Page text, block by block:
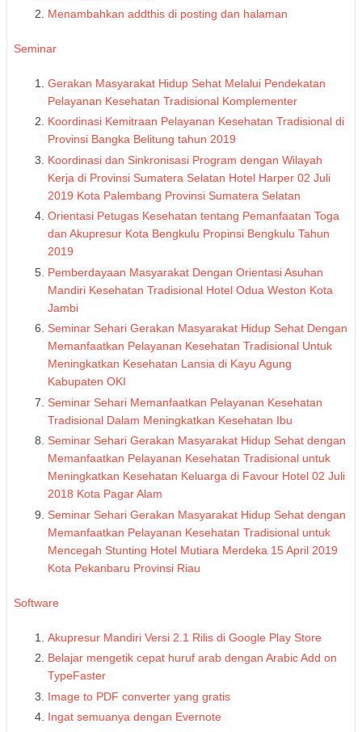
Menambahkan addthis di posting dan halaman
Seminar
Gerakan Masyarakat Hidup Sehat Melalui Pendekatan
Pelayanan Kesehatan Tradisional Komplementer
Koordinasi Kemitraan Pelayanan Kesehatan Tradisional di
Provinsi Bangka Belitung tahun 2019
Koordinasi dan Sinkronisasi Program dengan Wilayah
Kerja di Provinsi Sumatera Selatan Hotel Harper 02 Juli
2019 Kota Palembang Provinsi Sumatera Selatan
Orientasi Petugas Kesehatan tentang Pemanfaatan Toga
dan Akupresur Kota Bengkulu Propinsi Bengkulu Tahun
2019
Pemberdayaan Masyarakat Dengan Orientasi Asuhan
Mandiri Kesehatan Tradisional Hotel Odua Weston Kota
Jambi
Seminar Sehari Gerakan Masyarakat Hidup Sehat Dengan
Memanfaatkan Pelayanan Kesehatan Tradisional Untuk
Meningkatkan Kesehatan Lansia di Kayu Agung
Kabupaten OKI
Seminar Sehari Memanfaatkan Pelayanan Kesehatan
Tradisional Dalam Meningkatkan Kesehatan Ibu
Seminar Sehari Gerakan Masyarakat Hidup Sehat dengan
Memanfaatkan Pelayanan Kesehatan Tradisional untuk
Meningkatkan Kesehatan Keluarga di Favour Hotel 02 Juli
2018 Kota Pagar Alam
Seminar Sehari Gerakan Masyarakat Hidup Sehat dengan
Memanfaatkan Pelayanan Kesehatan Tradisional untuk
Mencegah Stunting Hotel Mutiara Merdeka 15 April 2019
Kota Pekanbaru Provinsi Riau
Software
Akupresur Mandiri Versi 2.1 Rilis di Google Play Store
Belajar mengetik cepat huruf arab dengan Arabic Add on
TypeFaster
Image to PDF converter yang gratis
Ingat semuanya dengan Evernote